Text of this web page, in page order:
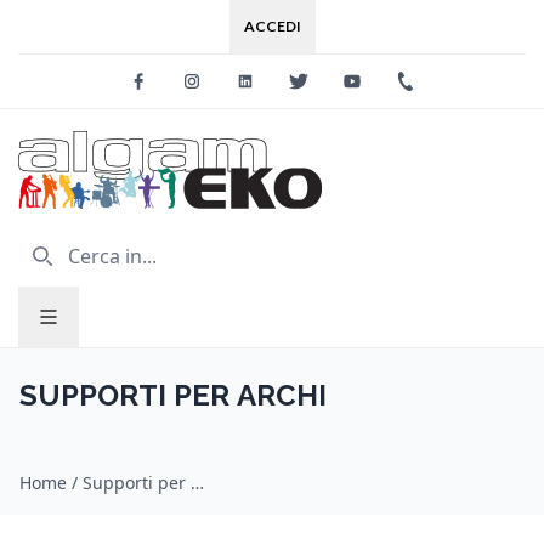
ACCEDI
FacebookInstagramLinkedinTwitter Youtube
SUPPORTI PER ARCHI
Home / Supporti per archi